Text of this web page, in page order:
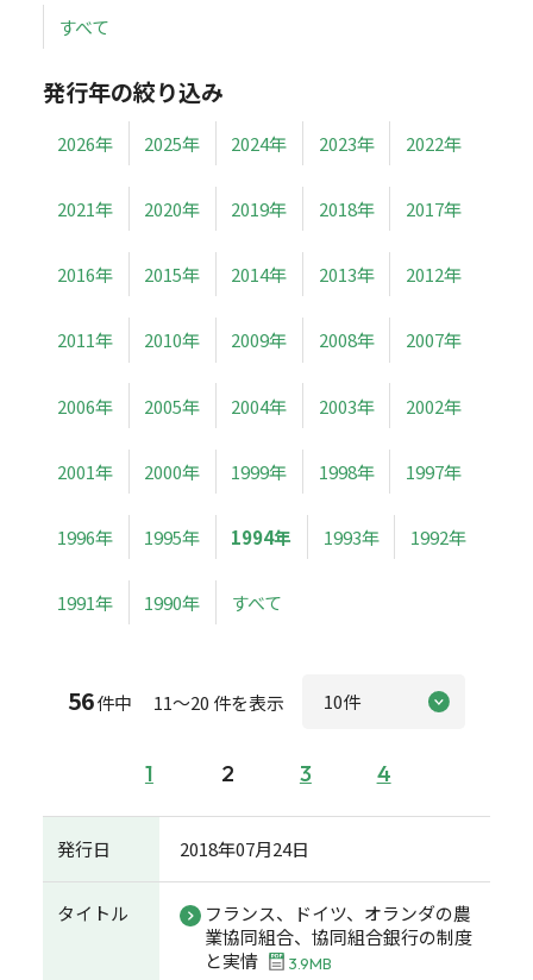
すべて
発行年の絞り込み
2026年 2025年 2024年 2023年 2022年
2021年 2020年 2019年 2018年 2017年
2016年 2015年 2014年 2013年 2012年
2011年 2010年 2009年 2008年 2007年
2006年 2005年 2004年 2003年 2002年
2001年 2000年 1999年 1998年 1997年
1996年 1995年 1994年 1993年 1992年
1991年 1990年 すべて
56件中 11～20 件を表示
1 2 3 4
発行日 2018年07月24日
タイトル
フランス、ドイツ、オランダの農
業協同組合、協同組合銀行の制度
と実情
3.9MB